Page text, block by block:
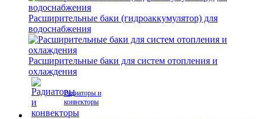
Расширительные баки (гидроаккумулятор) для
водоснабжения
Расширительные баки для систем отопления и
охлаждения
Радиаторы и
конвекторы